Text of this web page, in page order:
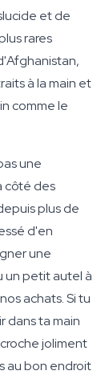
et de
rares
à la main et
comme le
une
côté des
plus de
d'en
une
un petit autel à
achats. Si tu
dans ta main
joliment
au bon endroit